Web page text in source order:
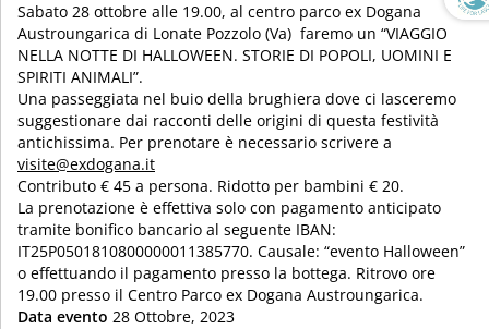
Sabato 28 ottobre alle 19.00, al centro parco ex Dogana
Austroungarica di Lonate Pozzolo (Va) faremo un “VIAGGIO
NELLA NOTTE DI HALLOWEEN. STORIE DI POPOLI, UOMINI E
SPIRITI ANIMALI”.
Una passeggiata nel buio della brughiera dove ci lasceremo
suggestionare dai racconti delle origini di questa festività
antichissima. Per prenotare è necessario scrivere a
visite@exdogana.it
Contributo € 45 a persona. Ridotto per bambini € 20.
La prenotazione è effettiva solo con pagamento anticipato
tramite bonifico bancario al seguente IBAN:
IT25P0501810800000011385770. Causale: “evento Halloween”
o effettuando il pagamento presso la bottega. Ritrovo ore
19.00 presso il Centro Parco ex Dogana Austroungarica.
Data evento 28 Ottobre, 2023